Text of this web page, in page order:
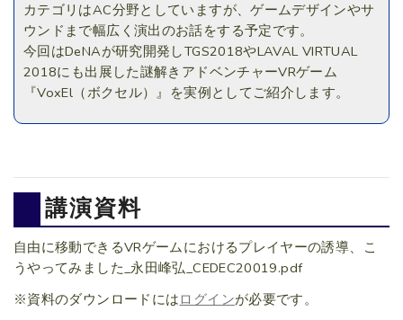
カテゴリはAC分野としていますが、ゲームデザインやサ
ウンドまで幅広く演出のお話をする予定です。
今回はDeNAが研究開発しTGS2018やLAVAL VIRTUAL
2018にも出展した謎解きアドベンチャーVRゲーム
『VoxEl（ボクセル）』を実例としてご紹介します。
講演資料
自由に移動できるVRゲームにおけるプレイヤーの誘導、こ
うやってみました_永田峰弘_CEDEC20019.pdf
※資料のダウンロードには ログインが必要です。